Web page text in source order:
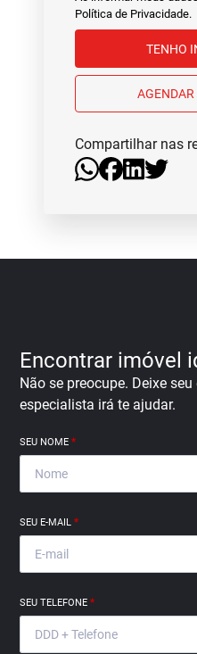
Política de Privacidade.
Compartilhar nas
Encontrar imóvel
Não se preocupe. Deixe
especialista irá te ajudar.
SEU NOME*
SEU E-MAIL*
SEU TELEFONE*